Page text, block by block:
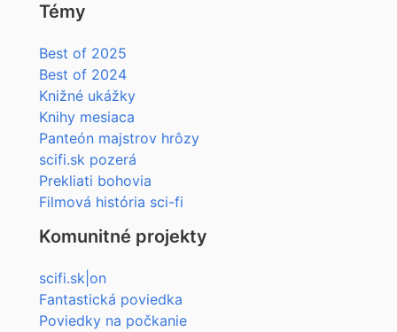
Témy
Best of 2025
Best of 2024
Knižné ukážky
Knihy mesiaca
Panteón majstrov hrôzy
scifi.sk pozerá
Prekliati bohovia
Filmová história sci-fi
Komunitné projekty
scifi.sk|on
Fantastická poviedka
Poviedky na počkanie